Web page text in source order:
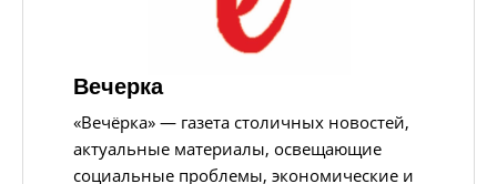
Вечерка
«Вечёрка» — газета столичных новостей,
актуальные материалы, освещающие
социальные проблемы, экономические и